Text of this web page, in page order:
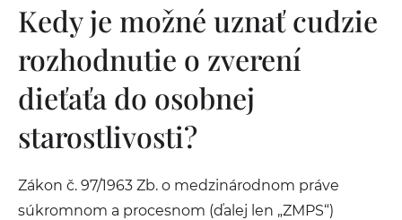
Kedy je možné uznať cudzie
rozhodnutie o zverení
dieťaťa do osobnej
starostlivosti?
Zákon č. 97/1963 Zb. o medzinárodnom práve
súkromnom a procesnom (ďalej len „ZMPS“)